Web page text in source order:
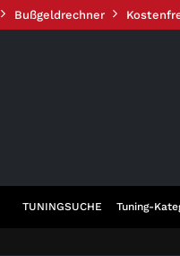
Bußgeldrechner
TUNINGSUCHE Tuning-